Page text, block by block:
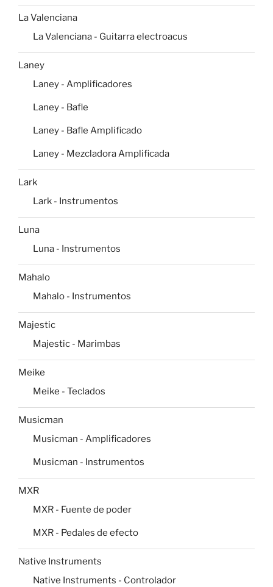
La Valenciana
La Valenciana - Guitarra electroacus
Laney
Laney - Amplificadores
Laney - Bafle
Laney - Bafle Amplificado
Laney - Mezcladora Amplificada
Lark
Lark - Instrumentos
Luna
Luna - Instrumentos
Mahalo
Mahalo - Instrumentos
Majestic
Majestic - Marimbas
Meike
Meike - Teclados
Musicman
Musicman - Amplificadores
Musicman - Instrumentos
MXR
MXR - Fuente de poder
MXR - Pedales de efecto
Native Instruments
Native Instruments - Controlador